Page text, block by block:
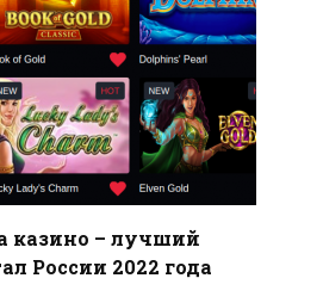
казино – лучший
России 2022 года